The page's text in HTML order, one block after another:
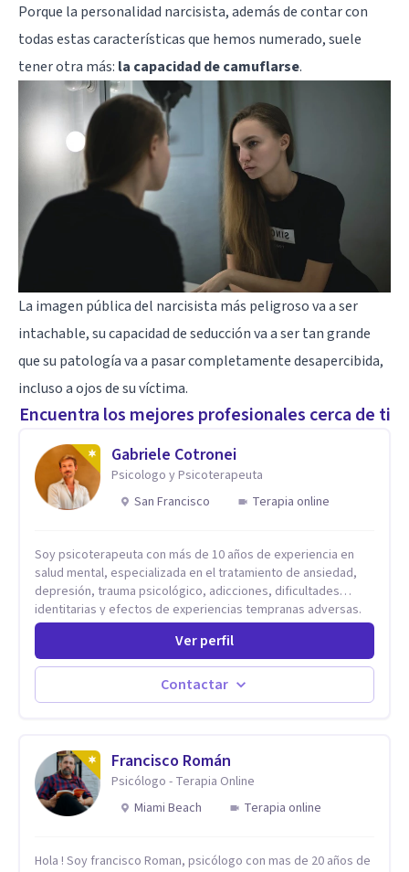
Porque la personalidad narcisista, además de contar con
todas estas características que hemos numerado, suele
tener otra más: la capacidad de camuflarse.
La imagen pública del narcisista más peligroso va a ser
intachable, su capacidad de seducción va a ser tan grande
que su patología va a pasar completamente desapercibida,
incluso a ojos de su víctima.
Encuentra los mejores profesionales cerca de ti
Gabriele Cotronei
Psicologo y Psicoterapeuta
San Francisco
Terapia online
Soy psicoterapeuta con más de 10 años de experiencia en
salud mental, especializada en el tratamiento de ansiedad,
depresión, trauma psicológico, adicciones, dificultades
identitarias y efectos de experiencias tempranas adversas.
Ofrezco un espacio terapéutico seguro, confidencial y
profundamente humano, donde el dolor emocional puede
transformarse en autoconocimiento, regulación emocional y
psicoanálisis, terapia somática y de trauma, psicología
Psicología Analítica Junguiana. Mi abordaje también incorpora
perspectivas interculturales, ecopsicología y el trabajo
simbólico con el inconsciente, entendiendo que cada
proceso terapéutico es único y requiere una mirada
Ver perfil
Contactar
Francisco Román
Psicólogo - Terapia Online
Miami Beach
Terapia online
Hola ! Soy francisco Roman, psicólogo con mas de 20 años de